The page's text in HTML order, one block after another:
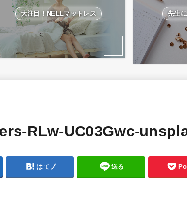
大注目！NELLマットレス 先生
RLw-UC03Gwc-
はてブ 送る